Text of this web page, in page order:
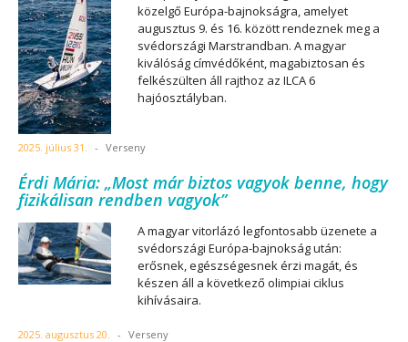
közelgő Európa-bajnokságra, amelyet
augusztus 9. és 16. között rendeznek meg a
svédországi Marstrandban. A magyar
kiválóság címvédőként, magabiztosan és
felkészülten áll rajthoz az ILCA 6
hajóosztályban.
2025. július 31. - Verseny
Érdi Mária: „Most már biztos vagyok benne, hogy
fizikálisan rendben vagyok”
A magyar vitorlázó legfontosabb üzenete a
svédországi Európa-bajnokság után:
erősnek, egészségesnek érzi magát, és
készen áll a következő olimpiai ciklus
kihívásaira.
2025. augusztus 20. - Verseny